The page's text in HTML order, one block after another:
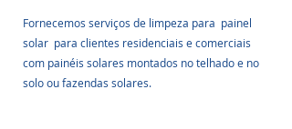
Fornecemos serviços de limpeza para  painel
solar  para clientes residenciais e comerciais
com painéis solares montados no telhado e no
solo ou fazendas solares.